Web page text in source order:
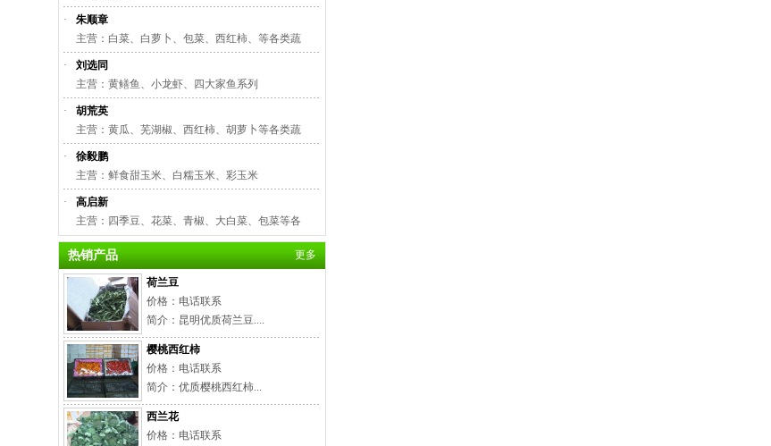
·
朱顺章
主营：白菜、白萝卜、包菜、西红柿、等各类蔬
·
刘选同
主营：黄鳝鱼、小龙虾、四大家鱼系列
·
胡荒英
主营：黄瓜、芜湖椒、西红柿、胡萝卜等各类蔬
·
徐毅鹏
主营：鲜食甜玉米、白糯玉米、彩玉米
·
高启新
主营：四季豆、花菜、青椒、大白菜、包菜等各
热销产品 更多
荷兰豆
价格：电话联系
简介：昆明优质荷兰豆....
樱桃西红柿
价格：电话联系
简介：优质樱桃西红柿...
西兰花
价格：电话联系